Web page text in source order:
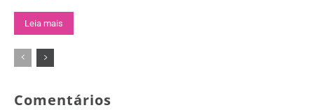
Leia mais
Comentários